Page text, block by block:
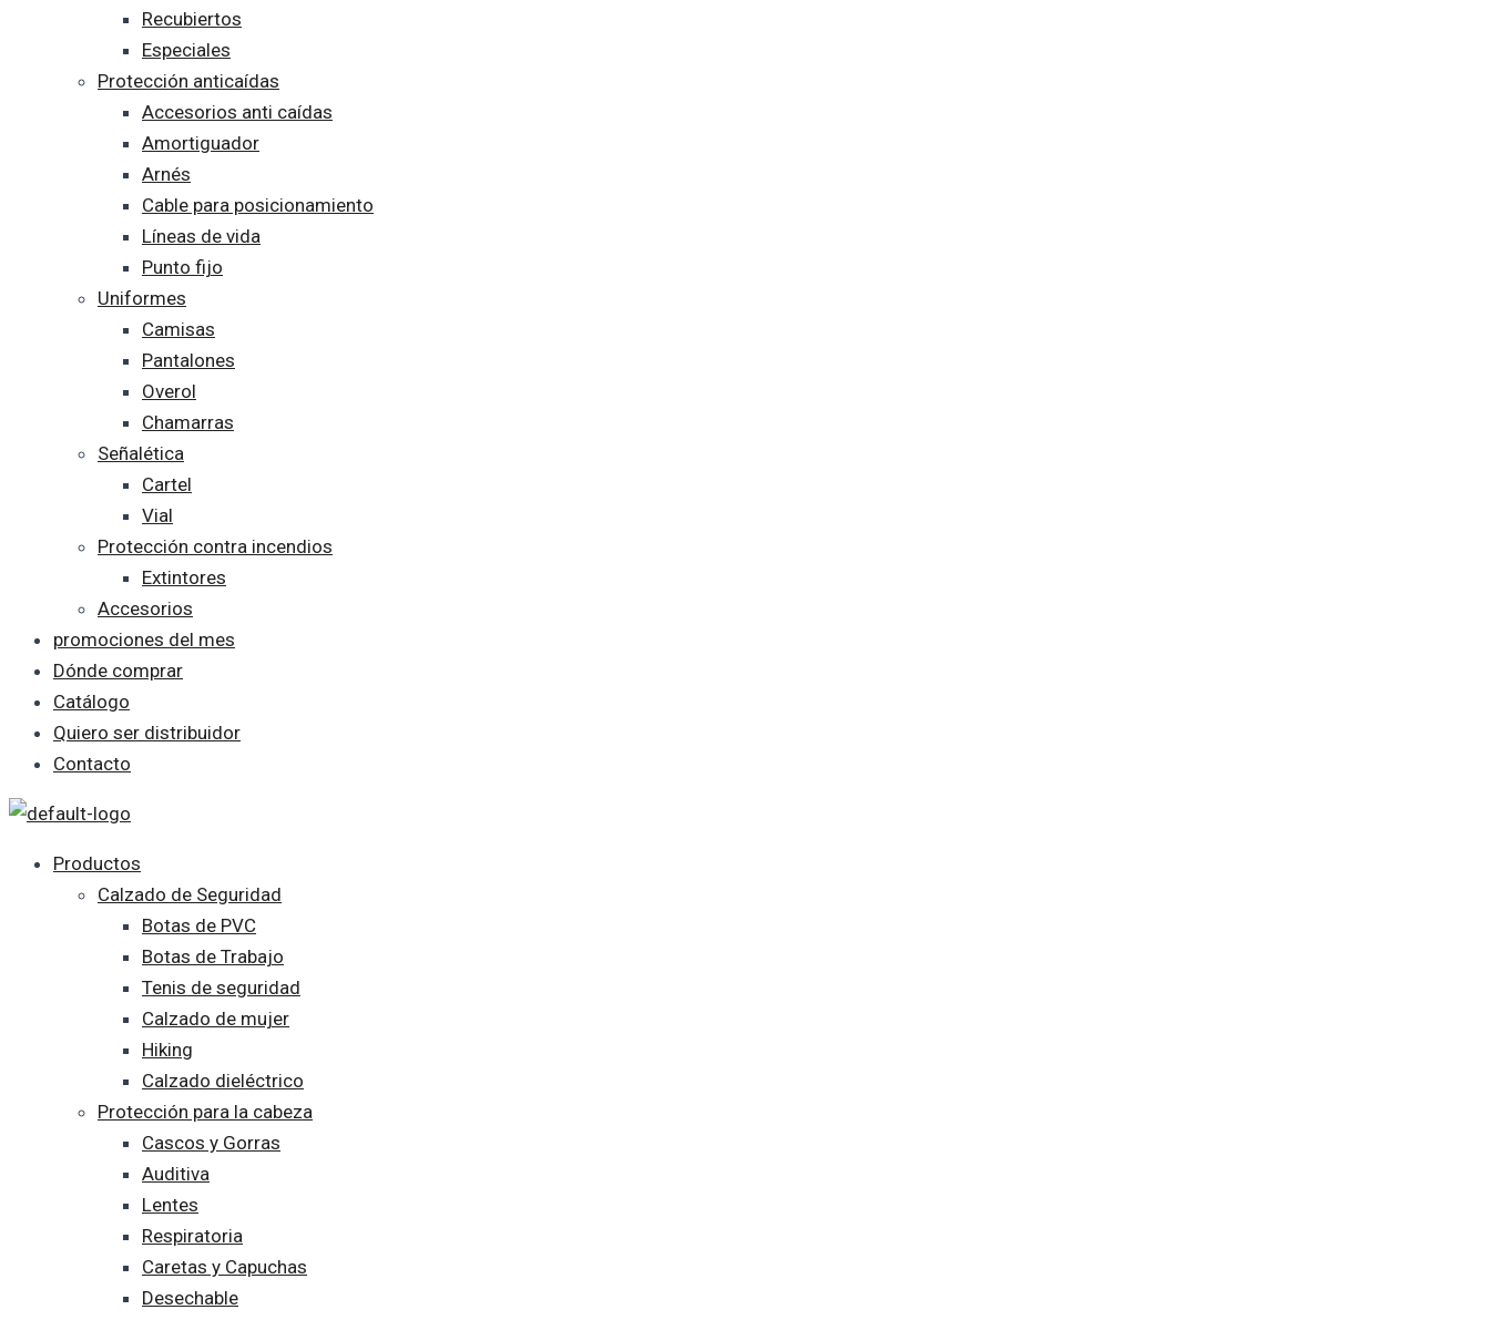
Recubiertos
Especiales
Protección anticaídas
Accesorios anti caídas
Amortiguador
Arnés
Cable para posicionamiento
Líneas de vida
Punto fijo
Uniformes
Camisas
Pantalones
Overol
Chamarras
Señalética
Cartel
Vial
Protección contra incendios
Extintores
Accesorios
promociones del mes
Dónde comprar
Catálogo
Quiero ser distribuidor
Contacto
Productos
Calzado de Seguridad
Botas de PVC
Botas de Trabajo
Tenis de seguridad
Calzado de mujer
Hiking
Calzado dieléctrico
Protección para la cabeza
Cascos y Gorras
Auditiva
Lentes
Respiratoria
Caretas y Capuchas
Desechable